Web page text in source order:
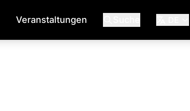
Veranstaltungen